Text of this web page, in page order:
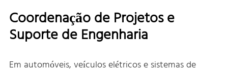
Coordenação de Projetos e
Suporte de Engenharia
Em automóveis, veículos elétricos e sistemas de